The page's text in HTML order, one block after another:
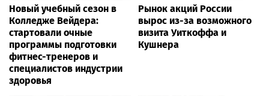
Новый учебный сезон в
Колледже Вейдера:
стартовали очные
программы подготовки
фитнес-тренеров и
специалистов индустрии
здоровья
Рынок акций России
вырос из-за возможного
визита Уиткоффа и
Кушнера